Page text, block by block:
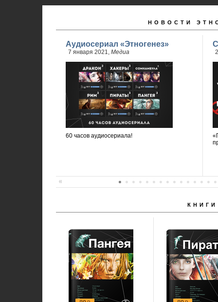
НОВОСТИ
Аудиосериал «Этногенез»
7 января 2021, Медиа
60 часов аудиосериала!
КНИГИ